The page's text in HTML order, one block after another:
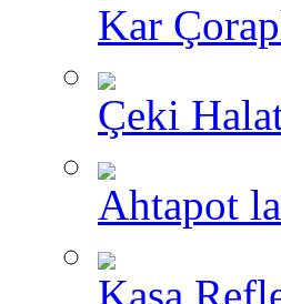
Kar
Çeki
Ahtapot